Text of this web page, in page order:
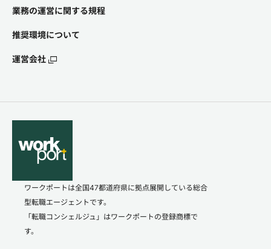
業務の運営に関する規程
推奨環境について
運営会社
ワークポートは全国47都道府県に拠点展開している総合
型転職エージェントです。
「転職コンシェルジュ」はワークポートの登録商標で
す。